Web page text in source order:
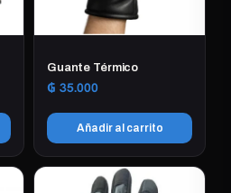
Guante Térmico
₲ 35.000
Añadir al carrito